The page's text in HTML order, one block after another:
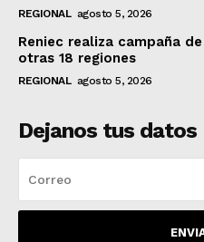
REGIONAL agosto 5, 2026
Reniec realiza campaña
otras 18 regiones
REGIONAL agosto 5, 2026
Dejanos tus datos